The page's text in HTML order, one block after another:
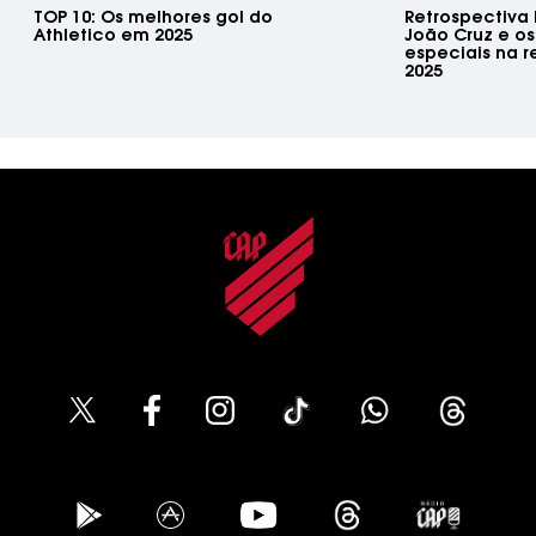
TOP 10: Os melhores gol do
Athletico em 2025
Retrospectiva
João Cruz e
especiais na
2025